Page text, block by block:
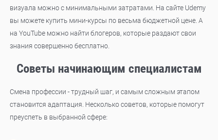
визуала можно с минимальными затратами. На сайте Udemy
вы можете купить мини-курсы по весьма бюджетной цене. А
на YouTube можно найти блогеров, которые раздают свои
знания совершенно бесплатно.
Советы начинающим специалистам
Смена профессии - трудный шаг, и самым сложным этапом
становится адаптация. Несколько советов, которые помогут
преуспеть в выбранной сфере: